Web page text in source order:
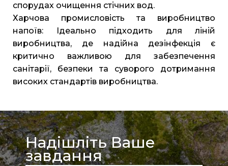
спорудах очищення стічних вод.
Харчова промисловість та виробництво
напоїв: Ідеально підходить для ліній
виробництва, де надійна дезінфекція є
критично важливою для забезпечення
санітарії, безпеки та суворого дотримання
високих стандартів виробництва.
Надішліть Ваше
завдання